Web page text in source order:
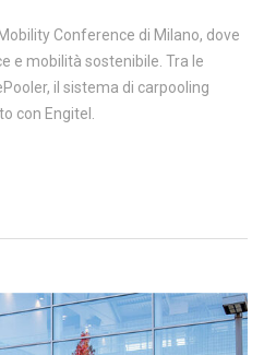
Conference di Milano, dove
e mobilità sostenibile. Tra le
il sistema di carpooling
con Engitel.